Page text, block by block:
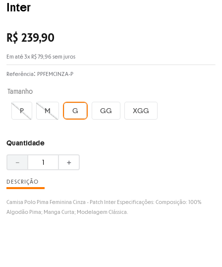
Inter
R$ 239,90
Em até3x R$79,96 sem juros
Referência: PPFEMCINZA-P
Tamanho
P M G GG XGG
Quantidade
＋
－
DESCRIÇÃO
Camisa Polo Pima Feminina Cinza - Patch Inter Especificações: Composição: 100%
Algodão Pima; Manga Curta; Modelagem Clássica.